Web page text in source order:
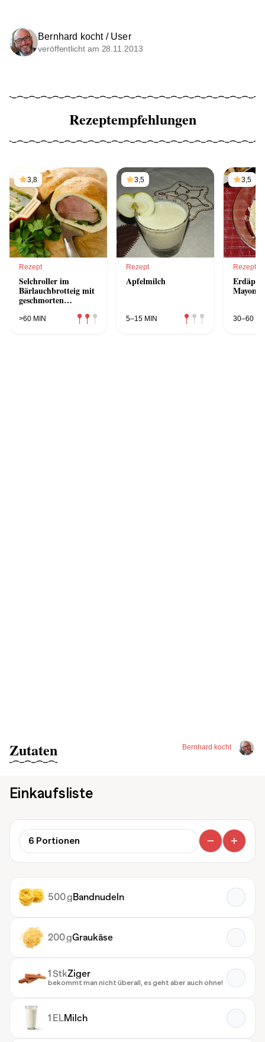
Bernhard kocht / User
veröffentlicht am 28.11.2013
Rezeptempfehlungen
3,8
Rezept
Selchroller im
Bärlauchbrotteig mit
geschmorten
>60 MIN
3,5
Rezept
Apfelmilch
5–15 MIN
3,5
Rezept
30–60
Bernhard kocht
Zutaten